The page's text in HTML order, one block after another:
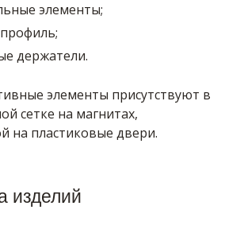
элементы;
держатели.
элементы присутствуют в
сетке на магнитах,
на пластиковые двери.
изделий